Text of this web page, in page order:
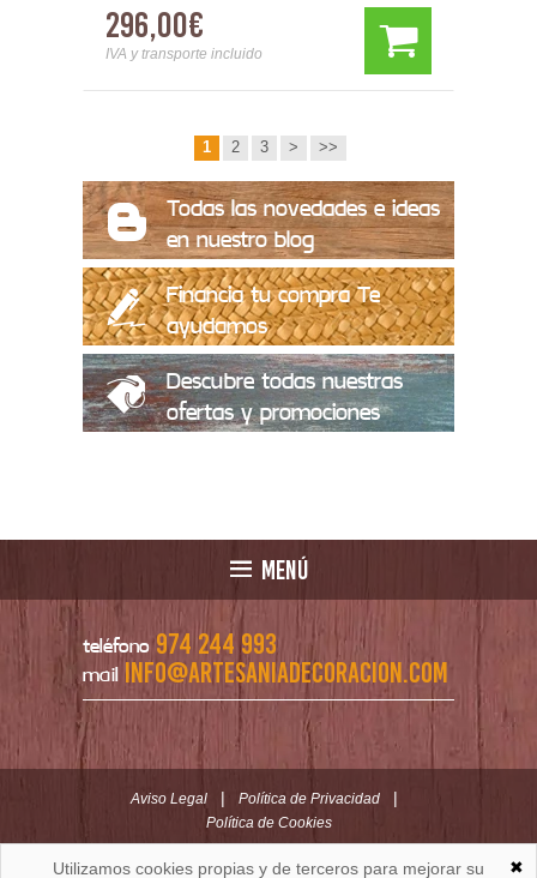
296,00€
IVA y transporte incluido
1 2 3 > >>
Todas las novedades e ideas
en nuestro blog
Financia tu compra Te
ayudamos
Descubre todas nuestras
ofertas y promociones
MENÚ
teléfono 974 244 993
mail info@artesaniadecoracion.com
Aviso Legal | Política de Privacidad |
Política de Cookies
ARTESANÍAYDECORACION.COM ✖
Utilizamos cookies propias y de terceros para mejorar su